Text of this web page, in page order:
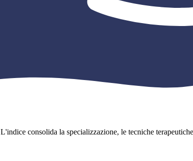
L'indice consolida la specializzazione, le tecniche